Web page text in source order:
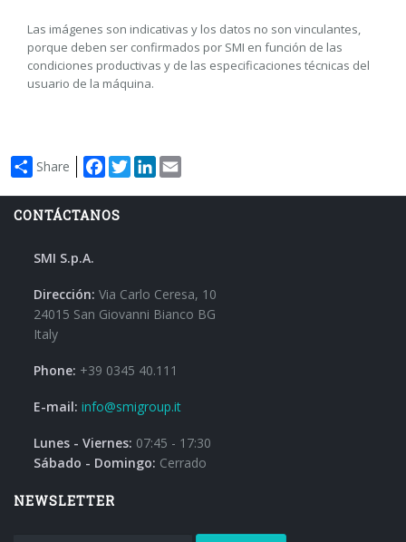
Las imágenes son indicativas y los datos no son vinculantes,
porque deben ser confirmados por SMI en función de las
condiciones productivas y de las especificaciones técnicas del
usuario de la máquina.
Share Facebook
TwitterLinkedIn
CONTÁCTANOS
SMI S.p.A.
Dirección: Via Carlo Ceresa, 10
24015 San Giovanni Bianco BG
Italy
Phone: +39 0345 40.111
E-mail: info@smigroup.it
Lunes - Viernes: 07:45 - 17:30
Sábado - Domingo: Cerrado
NEWSLETTER